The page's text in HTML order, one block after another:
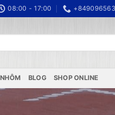
08:00 - 17:00
NHÔM BLOG SHOP ONLINE